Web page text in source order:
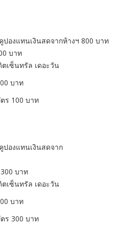
องแทนเงินสดจากห้างฯ 800 บาท
บาท
เซ็นทรัล เดอะวัน
บาท
ร 100 บาท
ปองแทนเงินสดจาก
บาท
เซ็นทรัล เดอะวัน
บาท
ร 300 บาท